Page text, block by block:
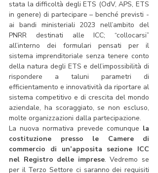
stata la difficoltà degli ETS (OdV, APS, ETS
in genere) di partecipare – benché previsti -
ai bandi ministeriali 2023 nell’ambito del
PNRR destinati alle ICC; “collocarsi”
all’interno dei formulari pensati per il
sistema imprenditoriale senza tenere conto
della natura degli ETS e dell’impossibilità di
rispondere a taluni parametri di
efficientamento e innovatività da riportare al
sistema competitivo e di crescita del mondo
aziendale, ha scoraggiato, se non escluso,
molte organizzazioni dalla partecipazione.
La nuova normativa prevede comunque la
costituzione presso le Camere di
commercio di un’apposita sezione ICC
nel Registro delle imprese. Vedremo se
per il Terzo Settore ci saranno dei requisiti